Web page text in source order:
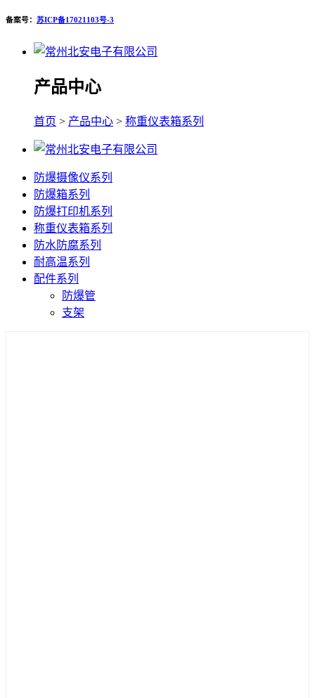
备案号： 苏ICP备17021103号-3
产品中心
首页 > 产品中心 > 称重仪表箱系列
防爆摄像仪系列
防爆箱系列
防爆打印机系列
称重仪表箱系列
防水防腐系列
耐高温系列
配件系列
防爆管
支架